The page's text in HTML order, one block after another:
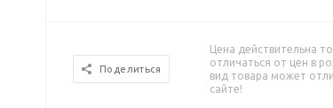
Поделиться
Цена действительна
отличаться от цен в
вид товара может
сайте!